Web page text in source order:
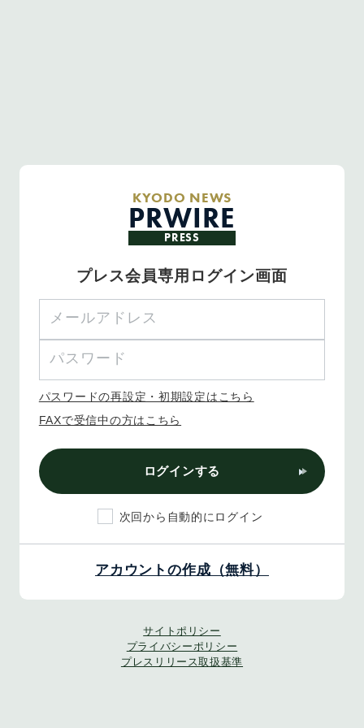
KYODO NEWS
PRWIRE
PRESS
プレス会員専用ログイン画面
パスワードの再設定・初期設定はこちら
FAXで受信中の方はこちら
ログインする
次回から自動的にログイン
アカウントの作成（無料）
サイトポリシー
プライバシーポリシー
プレスリリース取扱基準